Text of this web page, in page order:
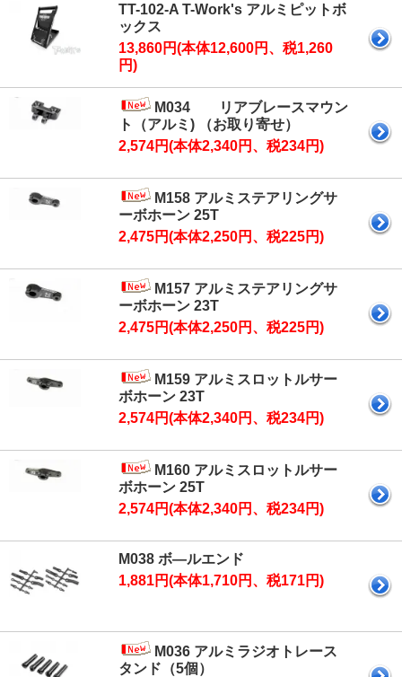
TT-102-A T-Work's アルミピットボ
ックス
13,860円(本体12,600円、税1,260
円)
M034 リアブレースマウン
ト（アルミ) （お取り寄せ）
2,574円(本体2,340円、税234円)
M158 アルミステアリングサ
ーボホーン 25T
2,475円(本体2,250円、税225円)
M157 アルミステアリングサ
ーボホーン 23T
2,475円(本体2,250円、税225円)
M159 アルミスロットルサー
ボホーン 23T
2,574円(本体2,340円、税234円)
M160 アルミスロットルサー
ボホーン 25T
2,574円(本体2,340円、税234円)
M038 ボ―ルエンド
1,881円(本体1,710円、税171円)
M036 アルミラジオトレース
タンド（5個）